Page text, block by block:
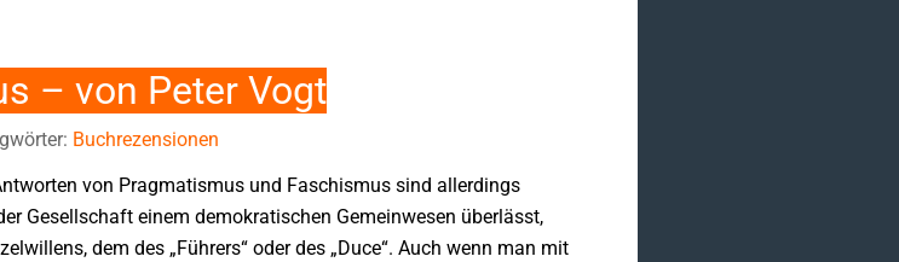
– von Peter Vogt
Buchrezensionen
von Pragmatismus und Faschismus sind allerdings
Gesellschaft einem demokratischen Gemeinwesen überlässt,
dem des „Führers“ oder des „Duce“. Auch wenn man mit